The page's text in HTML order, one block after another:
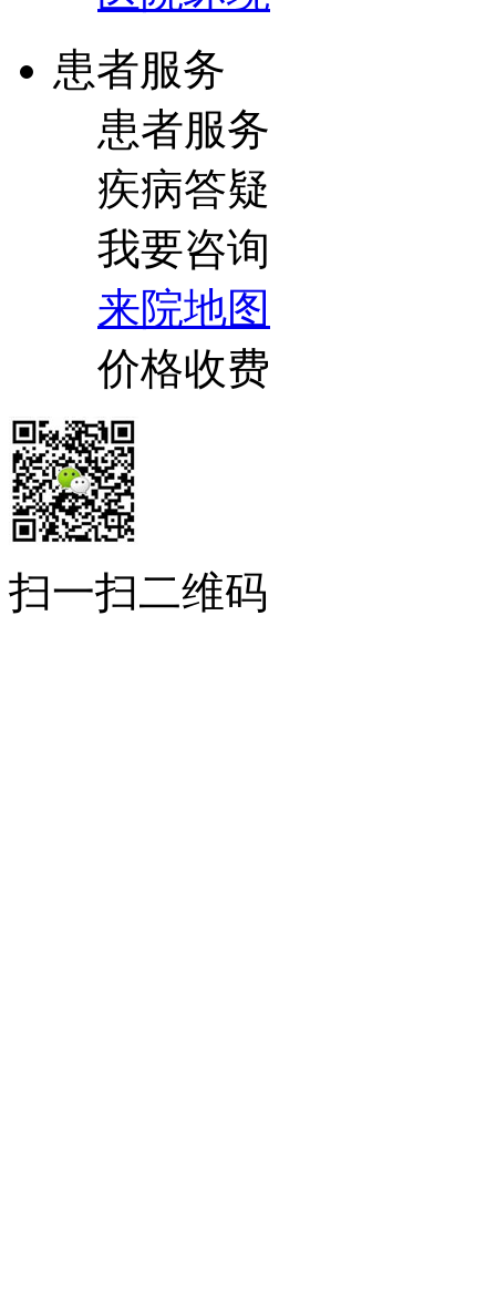
患者服务
患者服务
疾病答疑
我要咨询
来院地图
价格收费
扫一扫二维码